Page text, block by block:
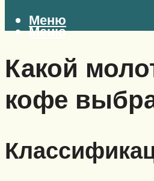
Меню
Меню
Какой
кофе